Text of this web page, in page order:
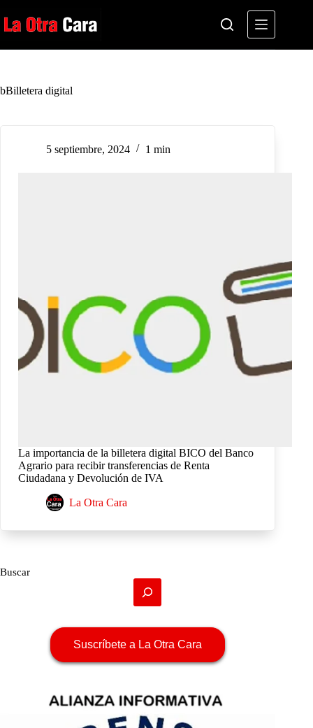
al
contenido
bBilletera digital
5 septiembre, 2024 1 min
La importancia de la billetera digital BICO del Banco
Agrario para recibir transferencias de Renta
Ciudadana y Devolución de IVA
La Otra Cara
Buscar
Suscríbete a La Otra Cara